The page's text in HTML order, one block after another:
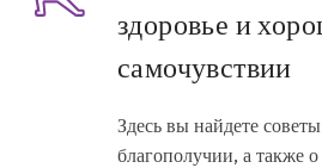
здоровье и
самочувствии
Здесь вы найдете
благополучии, а также